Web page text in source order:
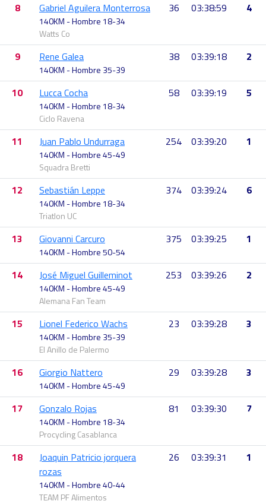
8 Gabriel Aguilera Monterrosa
140KM - Hombre 18-34
Watts Co
36 03:38:59 4
9 Rene Galea
140KM - Hombre 35-39
38 03:39:18 2
10 Lucca Cocha
140KM - Hombre 18-34
Ciclo Ravena
58 03:39:19 5
11 Juan Pablo Undurraga
140KM - Hombre 45-49
Squadra Bretti
254 03:39:20 1
12 Sebastián Leppe
140KM - Hombre 18-34
Triatlon UC
374 03:39:24 6
13 Giovanni Carcuro
140KM - Hombre 50-54
375 03:39:25 1
14 José Miguel Guilleminot
140KM - Hombre 45-49
Alemana Fan Team
253 03:39:26 2
15 Lionel Federico Wachs
140KM - Hombre 35-39
El Anillo de Palermo
23 03:39:28 3
16 Giorgio Nattero
140KM - Hombre 45-49
29 03:39:28 3
17 Gonzalo Rojas
140KM - Hombre 18-34
Procycling Casablanca
81 03:39:30 7
18
Joaquin Patricio jorquera
rozas
140KM - Hombre 40-44
TEAM PF Alimentos
26 03:39:31 1